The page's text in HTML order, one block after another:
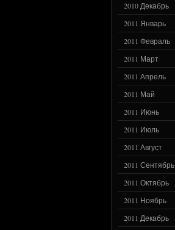
2010 Декабрь
2011 Январь
2011 Февраль
2011 Март
2011 Апрель
2011 Май
2011 Июнь
2011 Июль
2011 Август
2011 Сентябрь
2011 Октябрь
2011 Ноябрь
2011 Декабрь